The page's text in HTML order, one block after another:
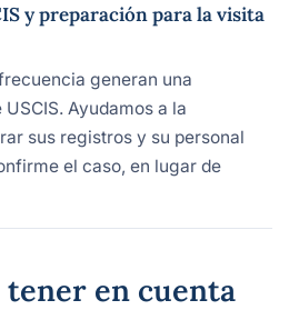
y preparación para la visita
generan una
Ayudamos a la
sus registros y su personal
el caso, en lugar de
tener en cuenta